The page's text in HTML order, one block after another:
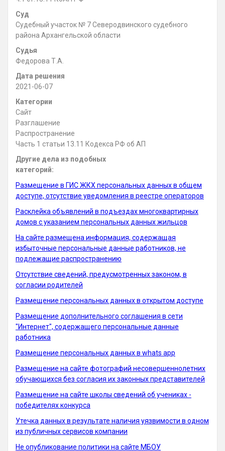
Суд
Судебный участок № 7 Северодвинского судебного
района Архангельской области
Судья
Федорова Т.А.
Дата решения
2021-06-07
Категории
Сайт
Разглашение
Распространение
Часть 1 статьи 13.11 Кодекса РФ об АП
Другие дела из подобных
категорий:
Размещение в ГИС ЖКХ персональных данных в общем
доступе, отсутствие уведомления в реестре операторов
Расклейка объявлений в подъездах многоквартирных
домов с указанием персональных данных жильцов
На сайте размещена информация, содержащая
избыточные персональные данные работников, не
подлежащие распространению
Отсутствие сведений, предусмотренных законом, в
согласии родителей
Размещение персональных данных в открытом доступе
Размещение дополнительного соглашения в сети
"Интернет", содержащего персональные данные
работника
Размещение персональных данных в whats app
Размещение на сайте фотографий несовершеннолетних
обучающихся без согласия их законных представителей
Размещение на сайте школы сведений об учениках -
победителях конкурса
Утечка данных в результате наличия уязвимости в одном
из публичных сервисов компании
Не опубликование политики на сайте МБОУ